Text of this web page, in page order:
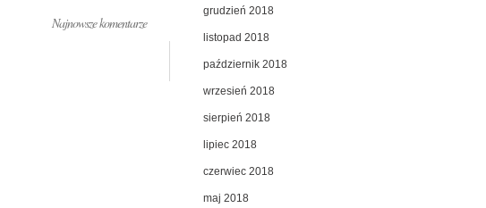
Najnowsze komentarze
grudzień 2018
listopad 2018
październik 2018
wrzesień 2018
sierpień 2018
lipiec 2018
czerwiec 2018
maj 2018